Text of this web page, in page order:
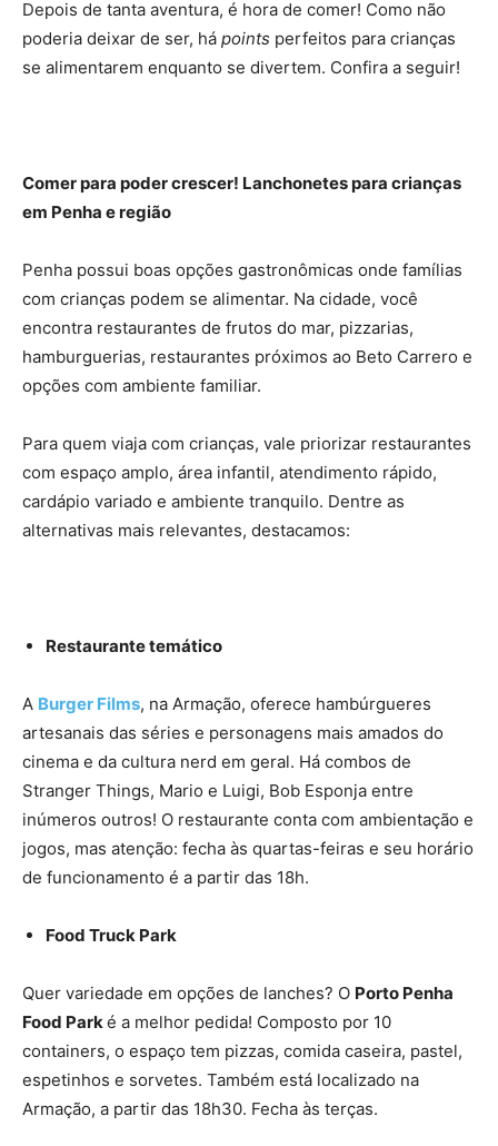
Depois de tanta aventura, é hora de comer! Como não
poderia deixar de ser, há points perfeitos para crianças
se alimentarem enquanto se divertem. Confira a seguir!
Comer para poder crescer! Lanchonetes para crianças
em Penha e região
Penha possui boas opções gastronômicas onde famílias
com crianças podem se alimentar. Na cidade, você
encontra restaurantes de frutos do mar, pizzarias,
hamburguerias, restaurantes próximos ao Beto Carrero e
opções com ambiente familiar.
Para quem viaja com crianças, vale priorizar restaurantes
com espaço amplo, área infantil, atendimento rápido,
cardápio variado e ambiente tranquilo. Dentre as
alternativas mais relevantes, destacamos:
Restaurante temático
A Burger Films, na Armação, oferece hambúrgueres
artesanais das séries e personagens mais amados do
cinema e da cultura nerd em geral. Há combos de
Stranger Things, Mario e Luigi, Bob Esponja entre
inúmeros outros! O restaurante conta com ambientação e
jogos, mas atenção: fecha às quartas-feiras e seu horário
de funcionamento é a partir das 18h.
Food Truck Park
Quer variedade em opções de lanches? O Porto Penha
Food Parké a melhor pedida! Composto por 10
containers, o espaço tem pizzas, comida caseira, pastel,
espetinhos e sorvetes. Também está localizado na
Armação, a partir das 18h30. Fecha às terças.